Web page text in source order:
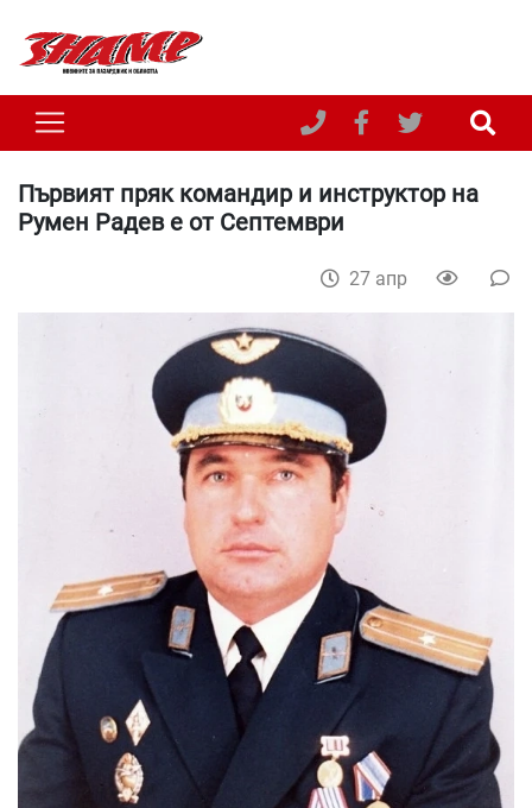
Първият пряк командир и инструктор на
Румен Радев е от Септември
27 апр